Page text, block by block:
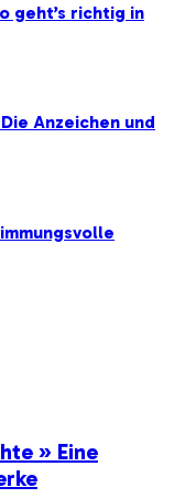
geht’s richtig in
Anzeichen und
» Eine